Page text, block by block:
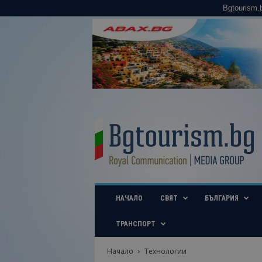
u
i
b
НАЧАЛО СВЯТ БЪЛГАРИЯ
ТРАНСПОРТ
Начало Технологии